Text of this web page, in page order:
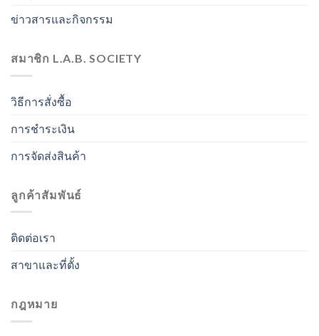
ข่าวสารและกิจกรรม
สมาชิก L.A.B. SOCIETY
วิธีการสั่งซื้อ
การชำระเงิน
การจัดส่งสินค้า
ลูกค้าสัมพันธ์
ติดต่อเรา
สาขาและที่ตั้ง
กฎหมาย